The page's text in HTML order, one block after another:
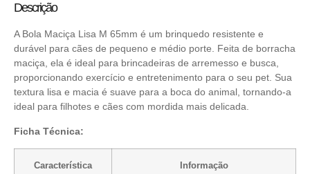
Descrição
A Bola Maciça Lisa M 65mm é um brinquedo resistente e
durável para cães de pequeno e médio porte. Feita de borracha
maciça, ela é ideal para brincadeiras de arremesso e busca,
proporcionando exercício e entretenimento para o seu pet. Sua
textura lisa e macia é suave para a boca do animal, tornando-a
ideal para filhotes e cães com mordida mais delicada.
Ficha Técnica:
Característica Informação